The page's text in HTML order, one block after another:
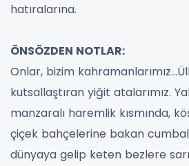
hatıralarına.
ÖNSÖZDEN NOTLAR:
Onlar, bizim
kutsallaştıran yiğit atalarımız.
manzaralı haremlik kısmında,
çiçek bahçelerine bakan
dünyaya gelip keten bezlere